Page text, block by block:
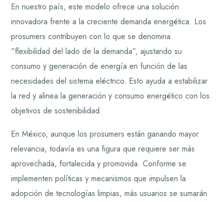
En nuestro país, este modelo ofrece una solución
innovadora frente a la creciente demanda energética. Los
prosumers contribuyen con lo que se denomina
“flexibilidad del lado de la demanda”, ajustando su
consumo y generación de energía en función de las
necesidades del sistema eléctrico. Esto ayuda a estabilizar
la red y alinea la generación y consumo energético con los
objetivos de sostenibilidad.
En México, aunque los prosumers están ganando mayor
relevancia, todavía es una figura que requiere ser más
aprovechada, fortalecida y promovida. Conforme se
implementen políticas y mecanismos que impulsen la
adopción de tecnologías limpias, más usuarios se sumarán